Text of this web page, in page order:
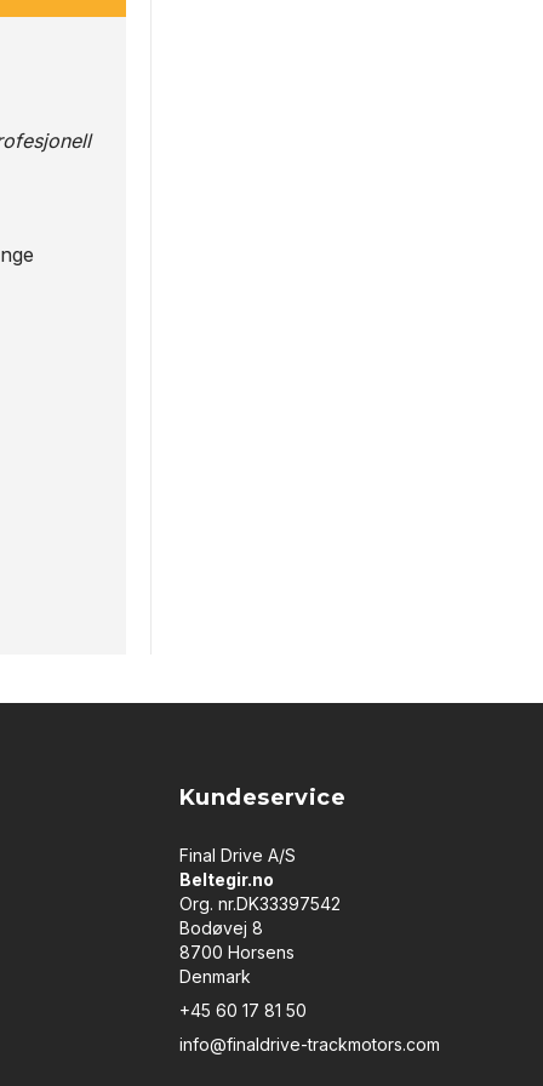
Kundeservice
Final Drive A/S
Beltegir.no
Org. nr.DK33397542
Bodøvej 8
8700 Horsens
Denmark
+45 60 17 81 50
info@finaldrive-trackmotors.com